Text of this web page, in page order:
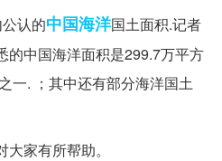
认的中国海洋国土面积.记者
的中国海洋面积是299.7万平方
一. ；其中还有部分海洋国土
家有所帮助。